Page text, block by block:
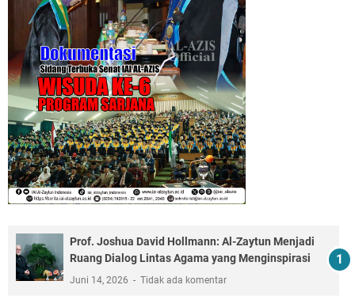
Prof. Joshua David Hollmann: Al-Zaytun Menjadi
Ruang Dialog Lintas Agama yang Menginspirasi
Juni 14, 2026 Tidak ada komentar